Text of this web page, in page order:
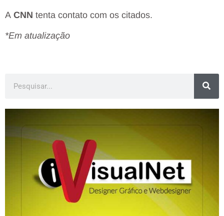
A CNN tenta contato com os citados.
*Em atualização